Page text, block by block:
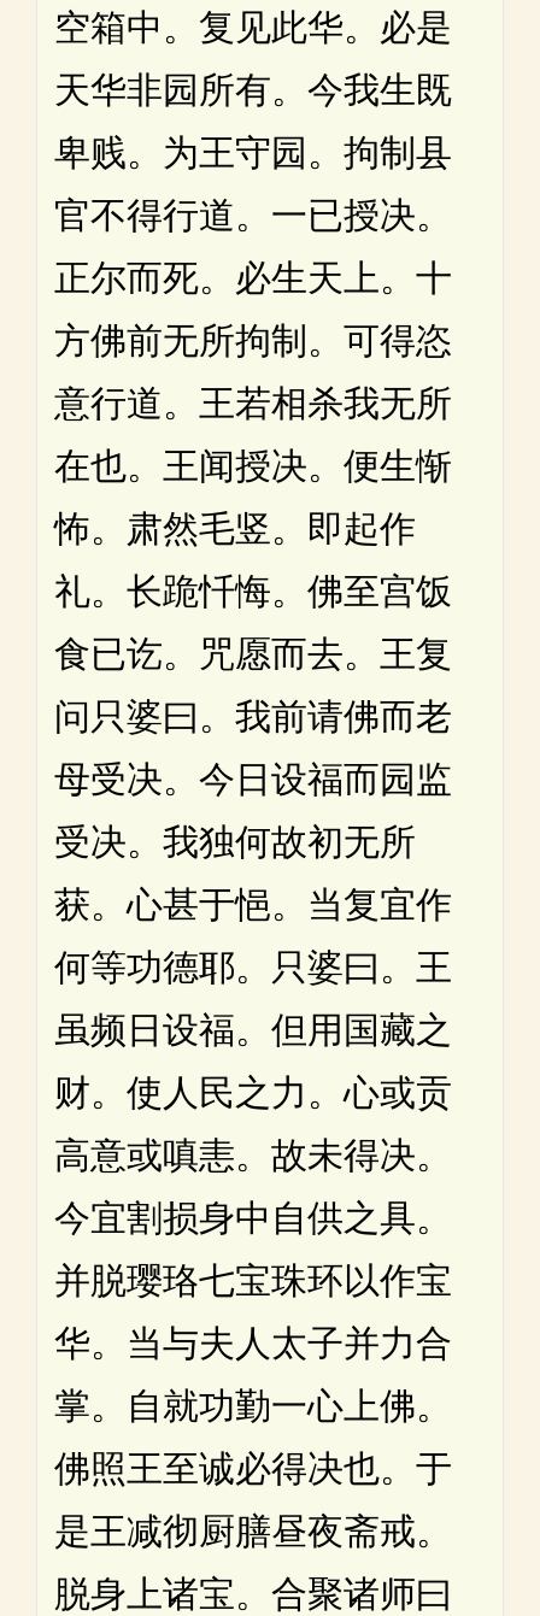
空箱中。复见此华。必是
天华非园所有。今我生既
卑贱。为王守园。拘制县
官不得行道。一已授决。
正尔而死。必生天上。十
方佛前无所拘制。可得恣
意行道。王若相杀我无所
在也。王闻授决。便生惭
怖。肃然毛竖。即起作
礼。长跪忏悔。佛至宫饭
食已讫。咒愿而去。王复
问只婆曰。我前请佛而老
母受决。今日设福而园监
受决。我独何故初无所
获。心甚于悒。当复宜作
何等功德耶。只婆曰。王
虽频日设福。但用国藏之
财。使人民之力。心或贡
高意或嗔恚。故未得决。
今宜割损身中自供之具。
并脱璎珞七宝珠环以作宝
华。当与夫人太子并力合
掌。自就功勤一心上佛。
佛照王至诚必得决也。于
是王减彻厨膳昼夜斋戒。
脱身上诸宝。合聚诸师曰